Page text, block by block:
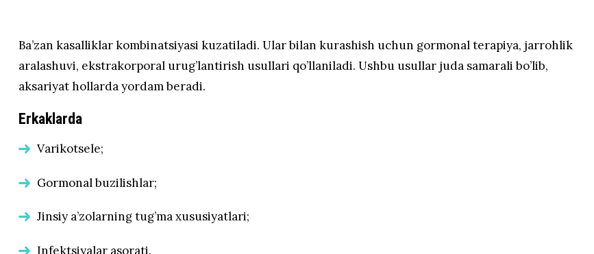
Ba’zan kasalliklar kombinatsiyasi kuzatiladi. Ular bilan kurashish uchun gormonal terapiya, jarrohlik
aralashuvi, ekstrakorporal urug’lantirish usullari qo’llaniladi. Ushbu usullar juda samarali bo’lib,
aksariyat hollarda yordam beradi.
Erkaklarda
Varikotsele;
Gormonal buzilishlar;
Jinsiy a’zolarning tug’ma xususiyatlari;
Infektsiyalar asorati.